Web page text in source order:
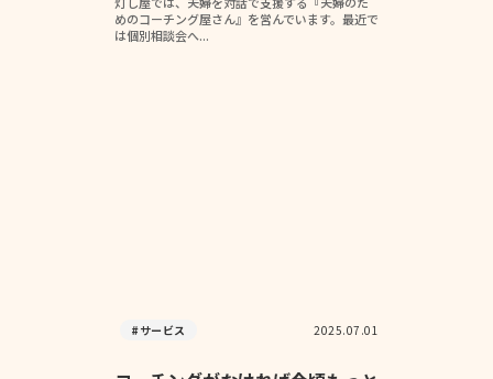
めのコーチング屋さん』を営んでいます。最近で
は個別相談会へ...
#サービス 2025.07.01